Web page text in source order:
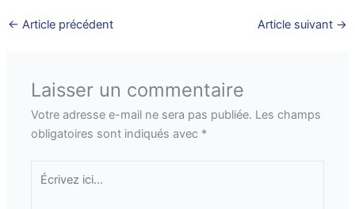
← Article précédent Article suivant →
Laisser un commentaire
Votre adresse e-mail ne sera pas publiée. Les champs
obligatoires sont indiqués avec *
Écrivez
ici…